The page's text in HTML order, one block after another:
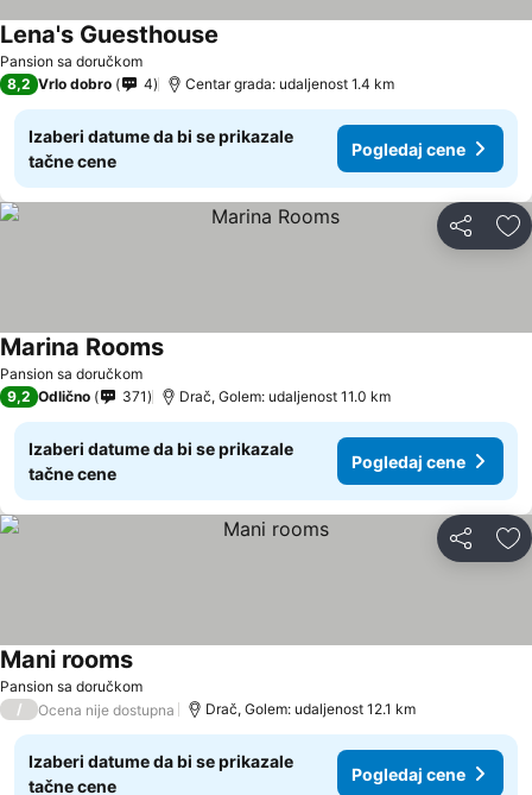
Pansion sa doručkom
Lena's Guesthouse
8,2 Vrlo dobro 4 Centar grada: udaljenost 1.4 km
Izaberi datume da bi se prikazale
tačne cene
Pogledaj cene
Deli
Pansion sa doručkom
Marina Rooms
9,2 Odlično 371 Drač, Golem: udaljenost 11.0 km
Izaberi datume da bi se prikazale
tačne cene
Pogledaj cene
Deli
Pansion sa doručkom
Mani rooms
/ Ocena nije dostupna Drač, Golem: udaljenost 12.1 km
Izaberi datume da bi se prikazale
tačne cene
Pogledaj cene